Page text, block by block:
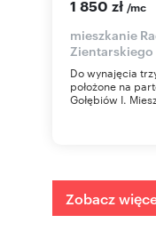
1 850 zł /mc
mieszkanie
Zientarskiego
Do wynajęcia
położone na
Gołębiów I.
Zobacz